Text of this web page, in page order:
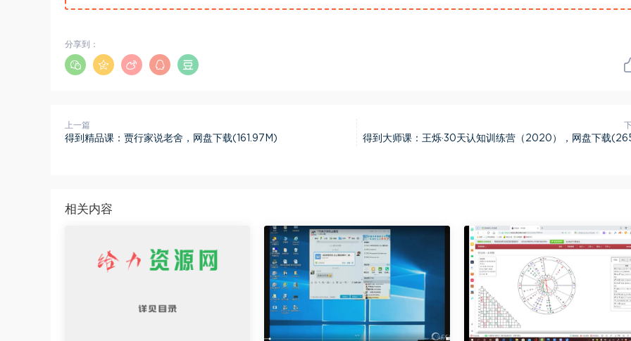
分享到：
上一篇
得到精品课：贾行家说老舍，网盘下载(161.97M)
得到大师课：王烁·30天认知训练营（2020），网盘下载
相关内容